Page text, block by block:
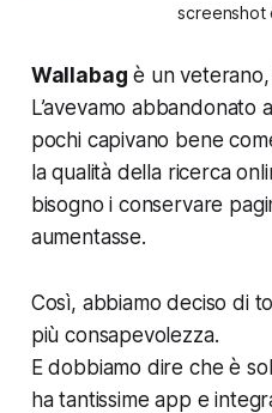
screenshot
Wallabag è un
L’avevamo abbandonato
pochi capivano bene
la qualità della ricerca
bisogno i conservare
aumentasse.
Così, abbiamo deciso di
più consapevolezza.
E dobbiamo dire che è
ha tantissime app e